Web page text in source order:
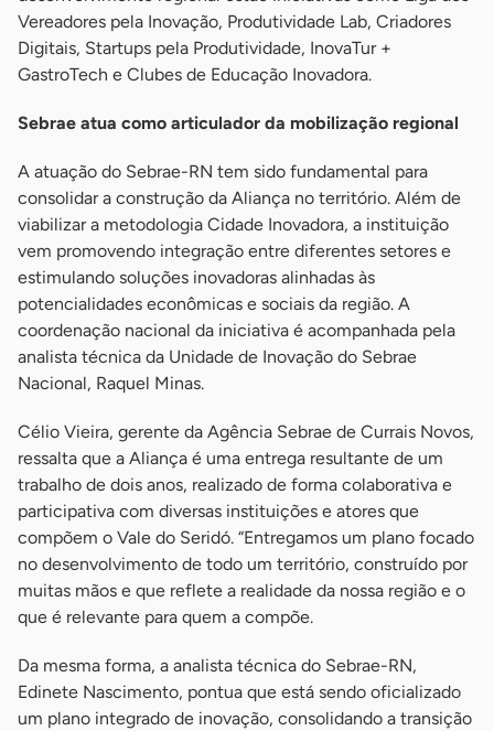
Vereadores pela Inovação, Produtividade Lab, Criadores
Digitais, Startups pela Produtividade, InovaTur +
GastroTech e Clubes de Educação Inovadora.
Sebrae atua como articulador da mobilização regional
A atuação do Sebrae-RN tem sido fundamental para
consolidar a construção da Aliança no território. Além de
viabilizar a metodologia Cidade Inovadora, a instituição
vem promovendo integração entre diferentes setores e
estimulando soluções inovadoras alinhadas às
potencialidades econômicas e sociais da região. A
coordenação nacional da iniciativa é acompanhada pela
analista técnica da Unidade de Inovação do Sebrae
Nacional, Raquel Minas.
Célio Vieira, gerente da Agência Sebrae de Currais Novos,
ressalta que a Aliança é uma entrega resultante de um
trabalho de dois anos, realizado de forma colaborativa e
participativa com diversas instituições e atores que
compõem o Vale do Seridó. “Entregamos um plano focado
no desenvolvimento de todo um território, construído por
muitas mãos e que reflete a realidade da nossa região e o
que é relevante para quem a compõe.
Da mesma forma, a analista técnica do Sebrae-RN,
Edinete Nascimento, pontua que está sendo oficializado
um plano integrado de inovação, consolidando a transição